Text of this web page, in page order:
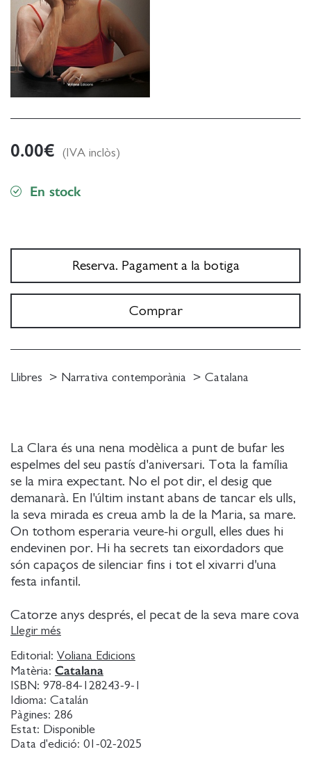
La Clara és una nena modèlica a punt de bufar les
espelmes del seu pastís d'aniversari. Tota la família
se la mira expectant. No el pot dir, el desig que
demanarà. En l'últim instant abans de tancar els ulls,
la seva mirada es creua amb la de la Maria, sa mare.
On tothom esperaria veure-hi orgull, elles dues hi
endevinen por. Hi ha secrets tan eixordadors que
són capaços de silenciar fins i tot el xivarri d'una
festa infantil.
Catorze anys després, el pecat de la seva mare cova
dins ella i ha marcat la seva vida. S'ha convertit en
una dona vital i rebel, amb milers de seguidors a les
xarxes socials. Ara ja no pensa un desig, sinó un pla.
L'última provocació. La revenja perfecta. La més
estrambòtica de les formes de cridar l'atenció d'una
mare.
La Maria s'ha passat la major part de la seva vida
Llegir més
Editorial: Voliana Edicions
Matèria: Catalana
ISBN: 978-84-128243-9-1
Idioma: Catalán
Pàgines: 286
Estat: Disponible
Data d'edició: 01-02-2025
0.00€ (IVA inclòs)
En stock
Reserva. Pagament a la botiga
Comprar
Llibres Narrativa contemporània Catalana